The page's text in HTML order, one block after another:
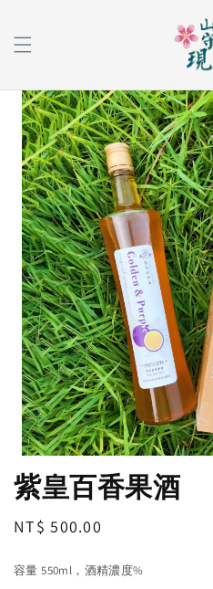
紫皇百香果酒
Regular
NT$ 500.00
容量 550ml，酒精濃度%